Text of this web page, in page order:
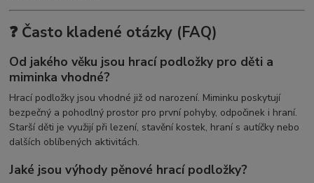
❓ Často kladené otázky (FAQ)
Od jakého věku jsou hrací podložky pro děti a
miminka vhodné?
Hrací podložky jsou vhodné již od narození. Miminku poskytují
bezpečný a pohodlný prostor pro první pohyby, odpočinek i hraní.
Starší děti je využijí při lezení, stavění kostek, hraní s autíčky nebo
dalších oblíbených aktivitách.
Jaké jsou výhody pěnové hrací podložky?